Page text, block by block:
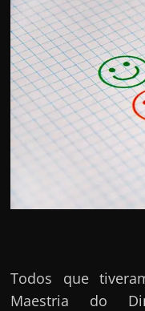
Todos que
Maestria do